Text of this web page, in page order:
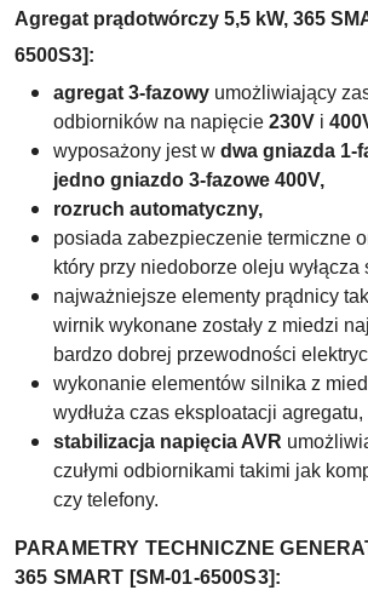
Agregat prądotwórczy 5,5 kW, 365
6500S3]:
agregat 3-fazowy umożliwiający
odbiorników na napięcie 230V i
wyposażony jest w dwa gniazda 1-
jedno gniazdo 3-fazowe 400V,
rozruch automatyczny,
posiada zabezpieczenie termiczne
który przy niedoborze oleju wyłącza
najważniejsze elementy prądnicy
wirnik wykonane zostały z miedzi
bardzo dobrej przewodności
wykonanie elementów silnika z
wydłuża czas eksploatacji agregatu,
stabilizacja napięcia AVR
czułymi odbiornikami takimi jak
czy telefony.
PARAMETRY TECHNICZNE
365 SMART [SM-01-6500S3]: